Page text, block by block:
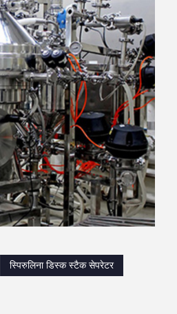
स्पिरुलिना डिस्क स्टैक सेपरेटर